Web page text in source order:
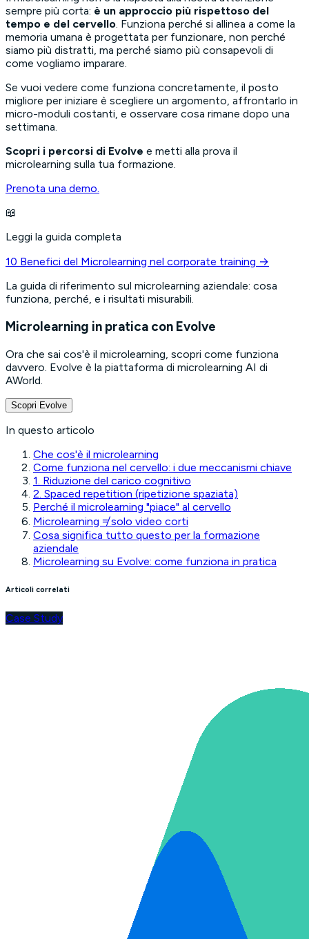
sempre più corta: è un approccio più rispettoso del
tempo e del cervello. Funziona perché si allinea a come la
memoria umana è progettata per funzionare, non perché
siamo più distratti, ma perché siamo più consapevoli di
come vogliamo imparare.
Se vuoi vedere come funziona concretamente, il posto
migliore per iniziare è scegliere un argomento, affrontarlo in
micro-moduli costanti, e osservare cosa rimane dopo una
settimana.
Scopri i percorsi di Evolve e metti alla prova il
microlearning sulla tua formazione.
Prenota una demo.
📖
Leggi la guida completa
10 Benefici del Microlearning nel corporate training →
La guida di riferimento sul microlearning aziendale: cosa
funziona, perché, e i risultati misurabili.
Microlearning in pratica con Evolve
Ora che sai cos'è il microlearning, scopri come funziona
davvero. Evolve è la piattaforma di microlearning AI di
AWorld.
Scopri Evolve
In questo articolo
Che cos'è il microlearning
Come funziona nel cervello: i due meccanismi chiave
1. Riduzione del carico cognitivo
2. Spaced repetition (ripetizione spaziata)
Perché il microlearning "piace" al cervello
Microlearning ≠ solo video corti
Cosa significa tutto questo per la formazione
aziendale
Microlearning su Evolve: come funziona in pratica
Articoli correlati
Case Study